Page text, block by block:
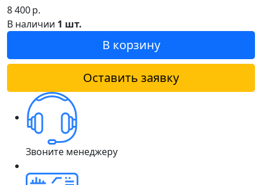
8 400р.
В наличии 1 шт.
В корзину
Оставить заявку
Звоните менеджеру